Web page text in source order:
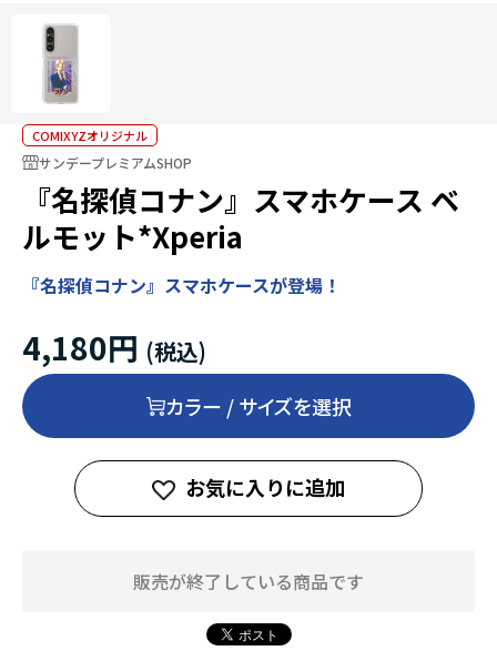
COMIXYZオリジナル
サンデープレミアムSHOP
『名探偵コナン』スマホケース ベ
ルモット*Xperia
『名探偵コナン』スマホケースが登場！
4,180円
カラー / サイズを選択
お気に入りに追加
販売が終了している商品です